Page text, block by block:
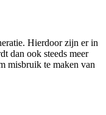
Hierdoor zijn er in
dan ook steeds meer
misbruik te maken van